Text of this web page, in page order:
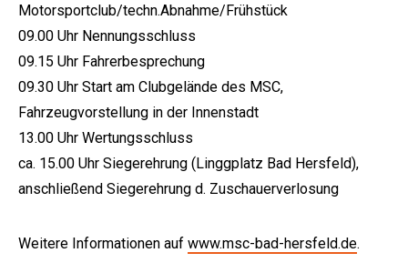
Motorsportclub/techn.Abnahme/Frühstück
09.00 Uhr Nennungsschluss
09.15 Uhr Fahrerbesprechung
09.30 Uhr Start am Clubgelände des MSC,
Fahrzeugvorstellung in der Innenstadt
13.00 Uhr Wertungsschluss
ca. 15.00 Uhr Siegerehrung (Linggplatz Bad Hersfeld),
anschließend Siegerehrung d. Zuschauerverlosung
Weitere Informationen auf www.msc-bad-hersfeld.de.